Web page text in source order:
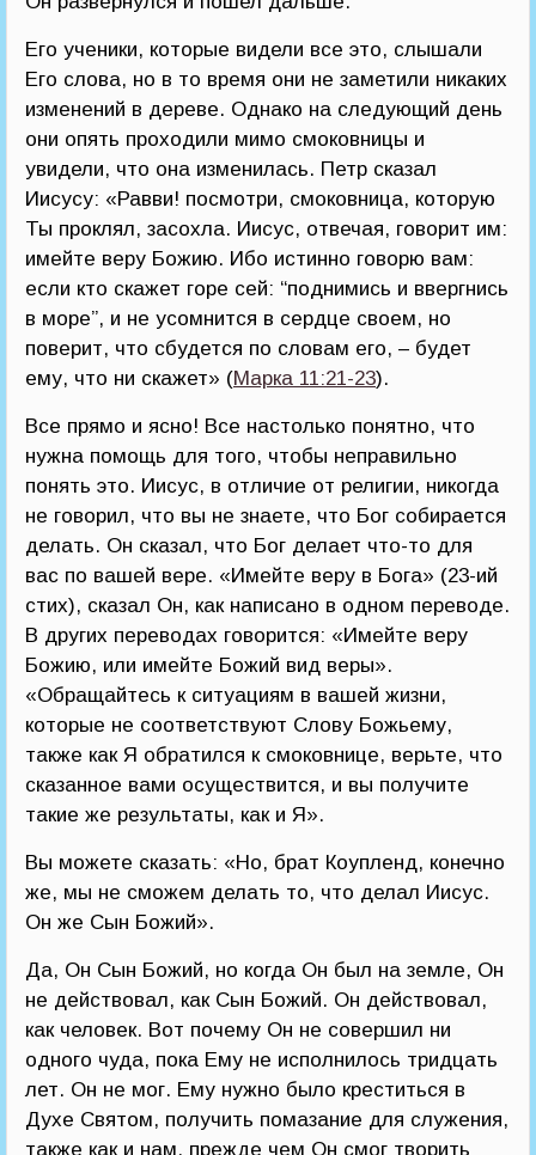
Его ученики, которые видели все это, слышали
Его слова, но в то время они не заметили никаких
изменений в дереве. Однако на следующий день
они опять проходили мимо смоковницы и
увидели, что она изменилась. Петр сказал
Иисусу: «Равви! посмотри, смоковница, которую
Ты проклял, засохла. Иисус, отвечая, говорит им:
имейте веру Божию. Ибо истинно говорю вам:
если кто скажет горе сей: “поднимись и ввергнись
в море”, и не усомнится в сердце своем, но
поверит, что сбудется по словам его, – будет
ему, что ни скажет» (Марка 11:21-23).
Все прямо и ясно! Все настолько понятно, что
нужна помощь для того, чтобы неправильно
понять это. Иисус, в отличие от религии, никогда
не говорил, что вы не знаете, что Бог собирается
делать. Он сказал, что Бог делает что-то для
вас по вашей вере. «Имейте веру в Бога» (23-ий
стих), сказал Он, как написано в одном переводе.
В других переводах говорится: «Имейте веру
Божию, или имейте Божий вид веры».
«Обращайтесь к ситуациям в вашей жизни,
которые не соответствуют Слову Божьему,
также как Я обратился к смоковнице, верьте, что
сказанное вами осуществится, и вы получите
такие же результаты, как и Я».
Вы можете сказать: «Но, брат Коупленд, конечно
же, мы не сможем делать то, что делал Иисус.
Он же Сын Божий».
Да, Он Сын Божий, но когда Он был на земле, Он
не действовал, как Сын Божий. Он действовал,
как человек. Вот почему Он не совершил ни
одного чуда, пока Ему не исполнилось тридцать
лет. Он не мог. Ему нужно было креститься в
Духе Святом, получить помазание для служения,
также как и нам, прежде чем Он смог творить